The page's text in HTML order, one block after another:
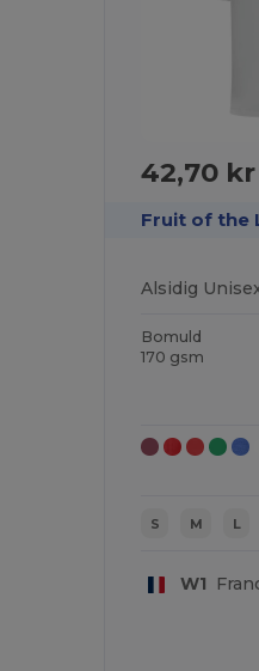
42,70
Fruit of the
Alsidig
Bomuld
170 gsm
S M L
W1